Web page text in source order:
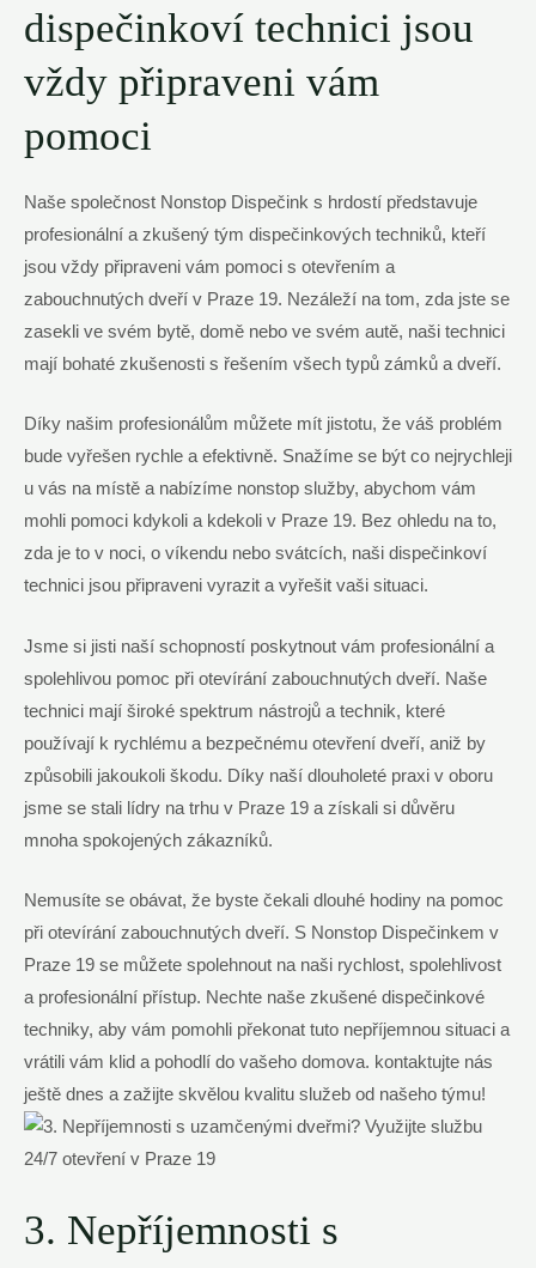
dispečinkoví technici jsou
vždy připraveni vám
pomoci
Naše společnost Nonstop Dispečink s hrdostí představuje
profesionální a zkušený tým dispečinkových techniků, kteří
jsou vždy připraveni vám pomoci s otevřením a
zabouchnutých dveří v Praze 19. Nezáleží na tom, zda jste se
zasekli ve svém bytě, domě nebo ve svém autě, naši technici
mají bohaté zkušenosti s řešením všech typů zámků a dveří.
Díky našim profesionálům můžete mít jistotu, že váš problém
bude vyřešen rychle a efektivně. Snažíme se být co nejrychleji
u vás na místě a nabízíme nonstop služby, abychom vám
mohli pomoci kdykoli a kdekoli v Praze 19. Bez ohledu na to,
zda je to v noci, o víkendu nebo svátcích, naši dispečinkoví
technici jsou připraveni vyrazit a vyřešit vaši situaci.
Jsme si jisti naší schopností poskytnout vám profesionální a
spolehlivou pomoc při otevírání zabouchnutých dveří. Naše
technici mají široké spektrum nástrojů a technik, které
používají k rychlému a bezpečnému otevření dveří, aniž by
způsobili jakoukoli škodu. Díky naší dlouholeté praxi v oboru
jsme se stali lídry na trhu v Praze 19 a získali si důvěru
mnoha spokojených zákazníků.
Nemusíte se obávat, že byste čekali dlouhé hodiny na pomoc
při otevírání zabouchnutých dveří. S Nonstop Dispečinkem v
Praze 19 se můžete spolehnout na naši rychlost, spolehlivost
a profesionální přístup. Nechte naše zkušené dispečinkové
techniky, aby vám pomohli překonat tuto nepříjemnou situaci a
vrátili vám klid a pohodlí do vašeho domova. kontaktujte nás
ještě dnes a zažijte skvělou kvalitu služeb od našeho týmu!
3. Nepříjemnosti s